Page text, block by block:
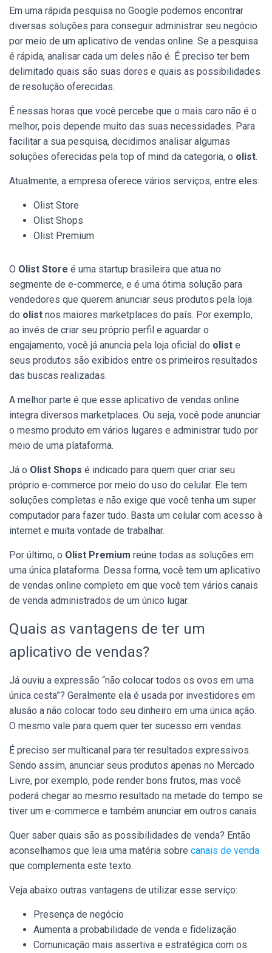
Em uma rápida pesquisa no Google podemos encontrar
diversas soluções para conseguir administrar seu negócio
por meio de um aplicativo de vendas online. Se a pesquisa
é rápida, analisar cada um deles não é. É preciso ter bem
delimitado quais são suas dores e quais as possibilidades
de resolução oferecidas.
É nessas horas que você percebe que o mais caro não é o
melhor, pois depende muito das suas necessidades. Para
facilitar a sua pesquisa, decidimos analisar algumas
soluções oferecidas pela top of mind da categoria, o olist.
Atualmente, a empresa oferece vários serviços, entre eles:
Olist Store
Olist Shops
Olist Premium
O Olist Store é uma startup brasileira que atua no
segmente de e-commerce, e é uma ótima solução para
vendedores que querem anunciar seus produtos pela loja
do olist nos maiores marketplaces do país. Por exemplo,
ao invés de criar seu próprio perfil e aguardar o
engajamento, você já anuncia pela loja oficial do olist e
seus produtos são exibidos entre os primeiros resultados
das buscas realizadas.
A melhor parte é que esse aplicativo de vendas online
integra diversos marketplaces. Ou seja, você pode anunciar
o mesmo produto em vários lugares e administrar tudo por
meio de uma plataforma.
Já o Olist Shops é indicado para quem quer criar seu
próprio e-commerce por meio do uso do celular. Ele tem
soluções completas e não exige que você tenha um super
computador para fazer tudo. Basta um celular com acesso à
internet e muita vontade de trabalhar.
Por último, o Olist Premium reúne todas as soluções em
uma única plataforma. Dessa forma, você tem um aplicativo
de vendas online completo em que você tem vários canais
de venda administrados de um único lugar.
Quais as vantagens de ter um
aplicativo de vendas?
Já ouviu a expressão “não colocar todos os ovos em uma
única cesta”? Geralmente ela é usada por investidores em
alusão a não colocar todo seu dinheiro em uma única ação.
O mesmo vale para quem quer ter sucesso em vendas.
É preciso ser multicanal para ter resultados expressivos.
Sendo assim, anunciar seus produtos apenas no Mercado
Livre, por exemplo, pode render bons frutos, mas você
poderá chegar ao mesmo resultado na metade do tempo se
tiver um e-commerce e também anunciar em outros canais.
Quer saber quais são as possibilidades de venda? Então
aconselhamos que leia uma matéria sobre canais de venda
que complementa este texto.
Veja abaixo outras vantagens de utilizar esse serviço:
Presença de negócio
Aumenta a probabilidade de venda e fidelização
Comunicação mais assertiva e estratégica com os